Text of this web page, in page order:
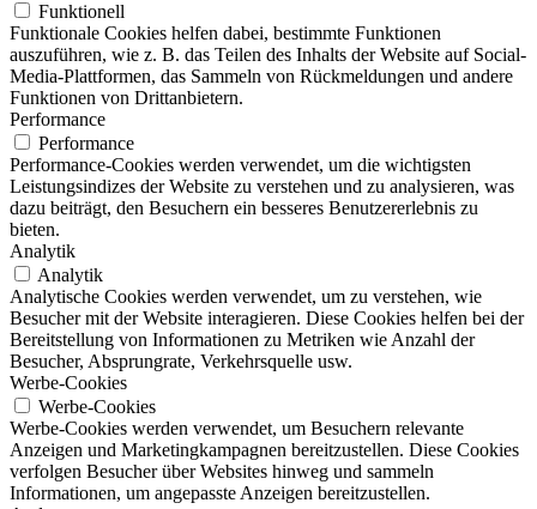
Funktionell
Funktionale Cookies helfen dabei, bestimmte Funktionen
auszuführen, wie z. B. das Teilen des Inhalts der Website auf Social-
Media-Plattformen, das Sammeln von Rückmeldungen und andere
Funktionen von Drittanbietern.
Performance
Performance
Performance-Cookies werden verwendet, um die wichtigsten
Leistungsindizes der Website zu verstehen und zu analysieren, was
dazu beiträgt, den Besuchern ein besseres Benutzererlebnis zu
bieten.
Analytik
Analytik
Analytische Cookies werden verwendet, um zu verstehen, wie
Besucher mit der Website interagieren. Diese Cookies helfen bei der
Bereitstellung von Informationen zu Metriken wie Anzahl der
Besucher, Absprungrate, Verkehrsquelle usw.
Werbe-Cookies
Werbe-Cookies
Werbe-Cookies werden verwendet, um Besuchern relevante
Anzeigen und Marketingkampagnen bereitzustellen. Diese Cookies
verfolgen Besucher über Websites hinweg und sammeln
Informationen, um angepasste Anzeigen bereitzustellen.